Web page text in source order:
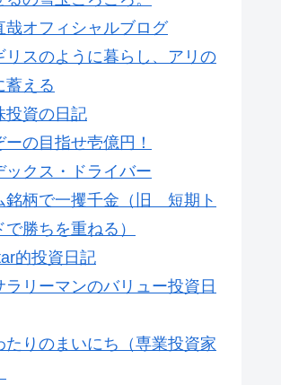
哉オフィシャルブログ
リスのように暮らし、アリの
蓄える
投資の日記
ーの目指せ壱億円！
ックス・ドライバー
銘柄で一攫千金（旧 短期ト
で勝ちを重ねる）
的投資日記
ラリーマンのバリュー投資日
たりのまいにち（専業投資家